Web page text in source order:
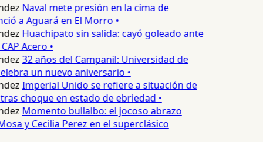
Naval mete presión en la cima de
a Aguará en El Morro •
Huachipato sin salida: cayó goleado ante
Acero •
32 años del Campanil: Universidad de
un nuevo aniversario •
Imperial Unido se refiere a situación de
choque en estado de ebriedad •
Momento bullalbo: el jocoso abrazo
y Cecilia Perez en el superclásico